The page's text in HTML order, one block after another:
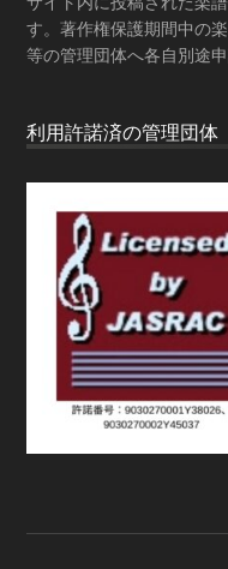
す。著作権保護期間中の
等の管理団体へ各自別途
利用許諾済の管理団体